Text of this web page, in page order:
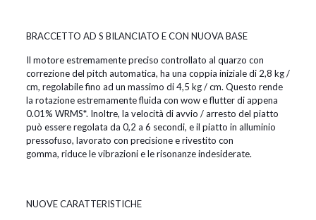
BRACCETTO AD S BILANCIATO E CON NUOVA BASE
Il motore estremamente preciso controllato al quarzo con
correzione del pitch automatica, ha una coppia iniziale di 2,8 kg /
cm, regolabile fino ad un massimo di 4,5 kg / cm. Questo rende
la rotazione estremamente fluida con wow e flutter di appena
0.01% WRMS*. Inoltre, la velocità di avvio / arresto del piatto
può essere regolata da 0,2 a 6 secondi, e il piatto in alluminio
pressofuso, lavorato con precisione e rivestito con
gomma, riduce le vibrazioni e le risonanze indesiderate.
NUOVE CARATTERISTICHE